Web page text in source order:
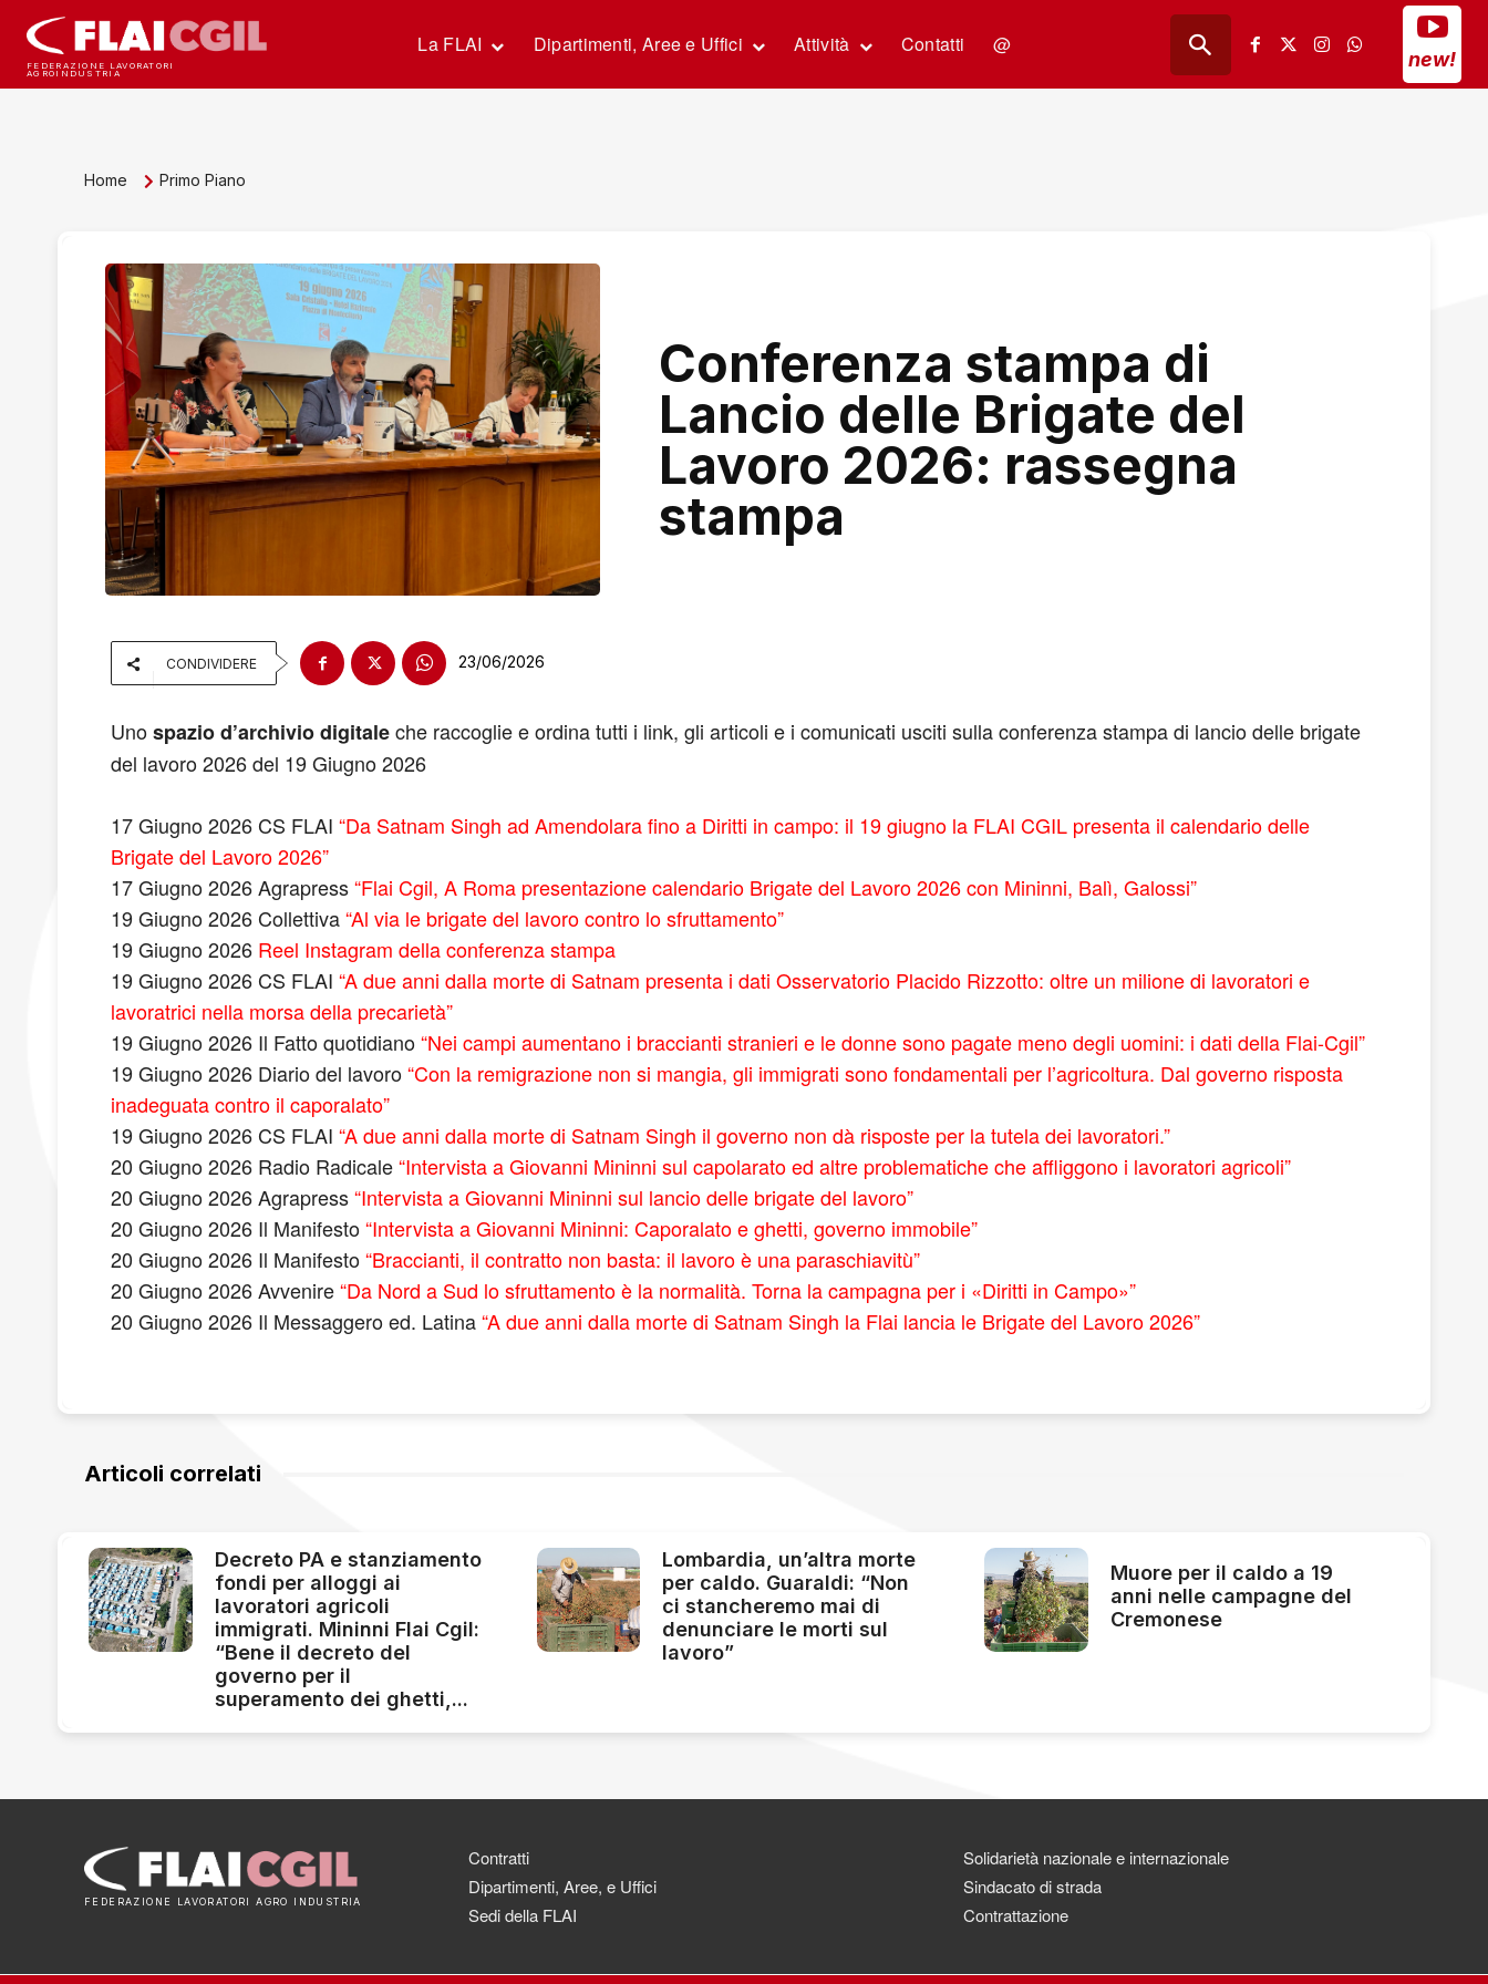
FEDERAZIONE LAVORATORI
AGROINDUSTRIA
La FLAI Dipartimenti, Aree e Uffici Attività Contatti @
new!
Home Primo Piano
Conferenza stampa di
Lancio delle Brigate del
Lavoro 2026: rassegna
stampa
CONDIVIDERE 23/06/2026
Unospazio d’archivio digitaleche raccoglie e ordina tutti i link, gli articoli e i comunicati usciti sulla conferenza stampa di lancio delle brigate
del lavoro 2026 del 19 Giugno 2026
17 Giugno 2026 CS FLAI “Da Satnam Singh ad Amendolara fino a Diritti in campo: il 19 giugno la FLAI CGIL presenta il calendario delle
Brigate del Lavoro 2026”
17 Giugno 2026 Agrapress“Flai Cgil, A Roma presentazione calendario Brigate del Lavoro 2026 con Mininni, Balì, Galossi”
19 Giugno 2026 Collettiva“Al via le brigate del lavoro contro lo sfruttamento”
19 Giugno 2026 Reel Instagram della conferenza stampa
19 Giugno 2026 CS FLAI “A due anni dalla morte di Satnam presenta i dati Osservatorio Placido Rizzotto: oltre un milione di lavoratori e
lavoratrici nella morsa della precarietà”
19 Giugno 2026 Il Fatto quotidiano“Nei campi aumentano i braccianti stranieri e le donne sono pagate meno degli uomini: i dati della Flai-Cgil”
19 Giugno 2026 Diario del lavoro“Con la remigrazione non si mangia, gli immigrati sono fondamentali per l’agricoltura. Dal governo risposta
inadeguata contro il caporalato”
19 Giugno 2026 CS FLAI “A due anni dalla morte di Satnam Singh il governo non dà risposte per la tutela dei lavoratori.”
20 Giugno 2026 Radio Radicale“Intervista a Giovanni Mininni sul capolarato ed altre problematiche che affliggono i lavoratori agricoli”
20 Giugno 2026 Agrapress“Intervista a Giovanni Mininni sul lancio delle brigate del lavoro”
20 Giugno 2026 Il Manifesto“Intervista a Giovanni Mininni: Caporalato e ghetti, governo immobile”
20 Giugno 2026 Il Manifesto“Braccianti, il contratto non basta: il lavoro è una paraschiavitù”
20 Giugno 2026 Avvenire“Da Nord a Sud lo sfruttamento è la normalità. Torna la campagna per i «Diritti in Campo»”
20 Giugno 2026 Il Messaggero ed. Latina“A due anni dalla morte di Satnam Singh la Flai lancia le Brigate del Lavoro 2026”
Articoli correlati
Decreto PA e stanziamento
fondi per alloggi ai
lavoratori agricoli
immigrati. Mininni Flai Cgil:
“Bene il decreto del
governo per il
superamento dei ghetti,...
Lombardia, un’altra morte
per caldo. Guaraldi: “Non
ci stancheremo mai di
denunciare le morti sul
lavoro”
Muore per il caldo a 19
anni nelle campagne del
Cremonese
FEDERAZIONE LAVORATORI AGRO INDUSTRIA
Contratti
Dipartimenti, Aree, e Uffici
Sedi della FLAI
Solidarietà nazionale e internazionale
Sindacato di strada
Contrattazione